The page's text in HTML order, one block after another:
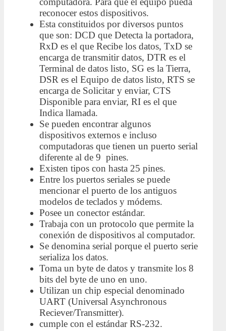
reconocer estos dispositivos.
Esta constituidos por diversos puntos
que son: DCD que Detecta la portadora,
RxD es el que Recibe los datos, TxD se
encarga de transmitir datos, DTR es el
Terminal de datos listo, SG es la Tierra,
DSR es el Equipo de datos listo, RTS se
encarga de Solicitar y enviar, CTS
Disponible para enviar, RI es el que
Indica llamada.
Se pueden encontrar algunos
dispositivos externos e incluso
computadoras que tienen un puerto serial
diferente al de 9 pines.
Existen tipos con hasta 25 pines.
Entre los puertos seriales se puede
mencionar el puerto de los antiguos
modelos de teclados y módems.
Posee un conector estándar.
Trabaja con un protocolo que permite la
conexión de dispositivos al computador.
Se denomina serial porque el puerto serie
serializa los datos.
Toma un byte de datos y transmite los 8
bits del byte de uno en uno.
Utilizan un chip especial denominado
UART (Universal Asynchronous
Reciever/Transmitter).
cumple con el estándar RS-232.